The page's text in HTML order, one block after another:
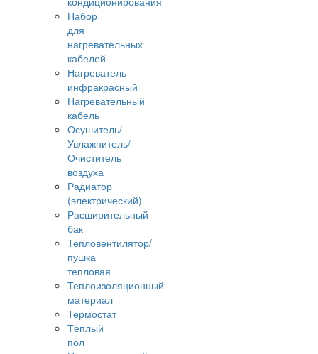
Набор
для
нагревательных
кабелей
Нагреватель
инфракрасный
Нагревательный
кабель
Осушитель/
Увлажнитель/
Очиститель
воздуха
Радиатор
(электрический)
Расширительный
бак
Тепловентилятор/
пушка
тепловая
Теплоизоляционный
материал
Термостат
Тёплый
пол